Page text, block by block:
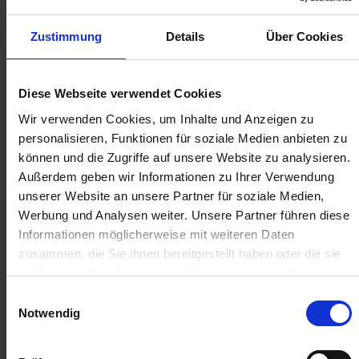
Zustimmung Details Über Cookies
Diese Webseite verwendet Cookies
Wir verwenden Cookies, um Inhalte und Anzeigen zu
personalisieren, Funktionen für soziale Medien anbieten zu
können und die Zugriffe auf unsere Website zu analysieren.
Außerdem geben wir Informationen zu Ihrer Verwendung
unserer Website an unsere Partner für soziale Medien,
Werbung und Analysen weiter. Unsere Partner führen diese
Informationen möglicherweise mit weiteren Daten
zusammen, die Sie ihnen bereitgestellt haben oder die sie
im Rahmen Ihrer Nutzung der Dienste gesammelt haben.
Notwendig
136,55 € / St
WARENKORB
384,94 € / St
WARENKORB
Anmelden für Ihren persönlichen Preis
41,10 € / St
41,10 €pro 1 Stück
inkl. 19% MwSt. zzgl. Versandkosten